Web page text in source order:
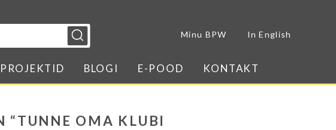
Minu BPW In English
PROJEKTID BLOGI E-POOD KONTAKT
“TUNNE OMA KLUBI